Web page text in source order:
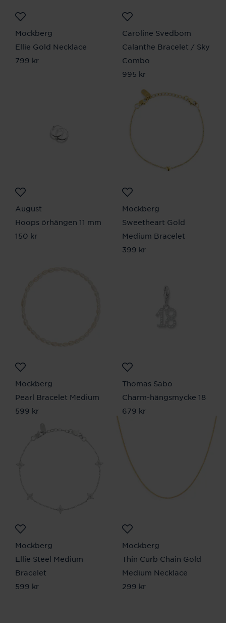
Mockberg
Ellie Gold Necklace
Pris:799 kr
799 kr
Caroline Svedbom
Calanthe Bracelet / Sky
Combo
Pris:995 kr
995 kr
August
Hoops örhängen 11 mm
Pris :150 kr
150 kr
Mockberg
Sweetheart Gold
Medium Bracelet
Pris:399 kr
399 kr
Mockberg
Pearl Bracelet Medium
Pris:599 kr
599 kr
Thomas Sabo
Charm-hängsmycke 18
Pris:679 kr
679 kr
Mockberg
Ellie Steel Medium
Bracelet
Pris:599 kr
599 kr
Mockberg
Thin Curb Chain Gold
Medium Necklace
Pris:299 kr
299 kr